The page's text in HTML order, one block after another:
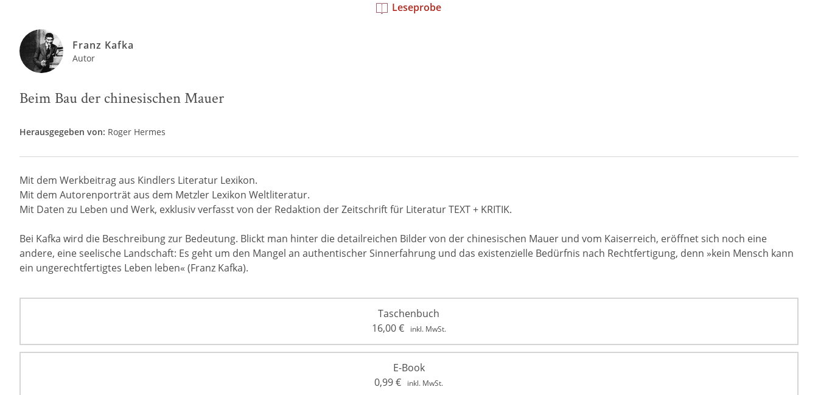
Leseprobe
Franz Kafka
Autor
Beim Bau der chinesischen Mauer
Herausgegeben von: Roger Hermes
Mit dem Werkbeitrag aus Kindlers Literatur Lexikon.
Mit dem Autorenporträt aus dem Metzler Lexikon Weltliteratur.
Mit Daten zu Leben und Werk, exklusiv verfasst von der Redaktion der Zeitschrift für Literatur TEXT + KRITIK.
Bei Kafka wird die Beschreibung zur Bedeutung. Blickt man hinter die detailreichen Bilder von der chinesischen Mauer und vom Kaiserreich, eröffnet sich noch eine
andere, eine seelische Landschaft: Es geht um den Mangel an authentischer Sinnerfahrung und das existenzielle Bedürfnis nach Rechtfertigung, denn »kein Mensch kann
ein ungerechtfertigtes Leben leben« (Franz Kafka).
Taschenbuch
16,00€ inkl. MwSt.
E-Book
0,99€ inkl. MwSt.